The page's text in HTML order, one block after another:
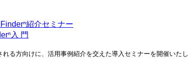
紹介セミナー
入 門
れる方向けに、活用事例紹介を交えた導入セミナーを開催い